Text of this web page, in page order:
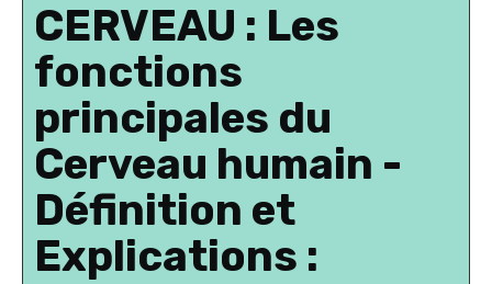
CERVEAU : Les
fonctions
principales du
Cerveau humain -
Définition et
Explications :